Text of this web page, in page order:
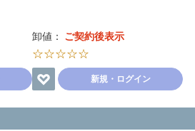
卸値： ご契約後表示
☆☆☆☆☆
新規・ログイン